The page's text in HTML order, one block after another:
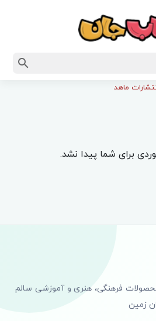
ماهد
برای شما پیدا نشد.
فرهنگی، هنری و آموزشی سالم
زمین